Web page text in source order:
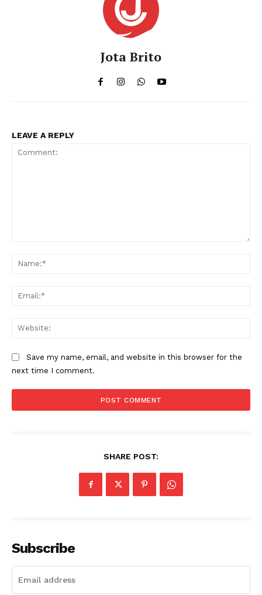
Jota Brito
LEAVE A REPLY
Save my name, email, and website in this browser for the
next time I comment.
SHARE POST:
Subscribe